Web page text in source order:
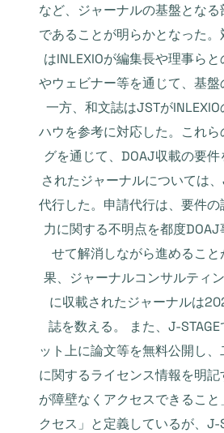
など、ジャーナルの基盤とな
であることが明らかとなった
はINLEXIOが編集長や理事ら
やウェビナー等を通じて、基盤
一方、和文誌はJSTが
ハウを参考に対応した。これ
グを通じて、DOAJ収載の要
されたジャーナルについては
代行した。申請代行は、要件
力に関する不明点を都度
せて解消しながら進めるこ
果、ジャーナルコンサルティ
に収載されたジャーナルは
誌を数える。 また、J-
ット上に論文等を無料公開し
に関するライセンス情報を明
が障壁なくアクセスできるこ
クセス」と定義しているが、J-